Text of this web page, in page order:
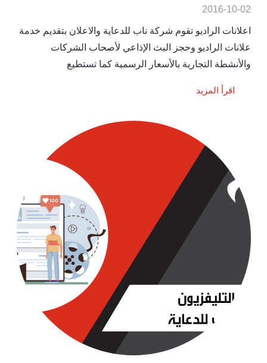
2016-10-02
اعلانات الراديو تقوم شركة ناب للدعاية والاعلان بتقديم خدمة
علانات الراديو وحجز البث الإذاعي لأصحاب الشركات
والأنشطة التجارية بالأسعار الرسمية كما تستطيع
اقرأ المزيد